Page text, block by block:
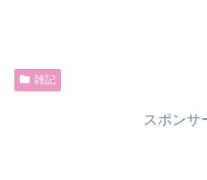
雑記
スポンサ